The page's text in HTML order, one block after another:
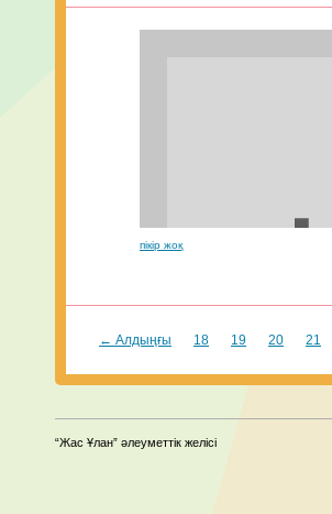
пікір жоқ
← Алдыңғы 18 19 20 21
“Жас Ұлан” әлеуметтік желісі